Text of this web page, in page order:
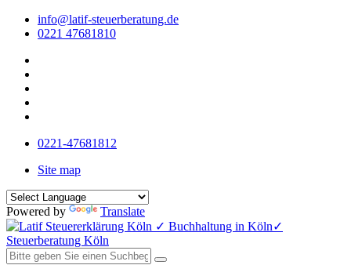
info@latif-steuerberatung.de
0221 47681810
0221-47681812
Site map
Powered by Translate